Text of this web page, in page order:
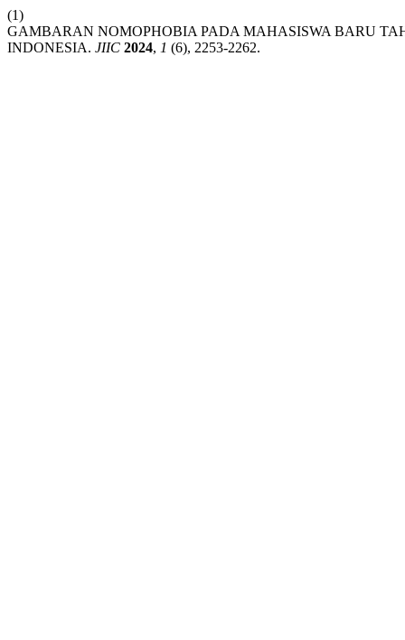
(1)
GAMBARAN NOMOPHOBIA PADA MAHASISWA BARU
INDONESIA. JIIC 2024, 1 (6), 2253-2262.